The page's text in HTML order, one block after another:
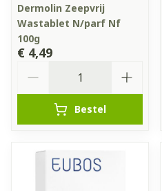
Dermolin Zeepvrij
Wastablet N/parf Nf
100g
€ 4,49
Bestel